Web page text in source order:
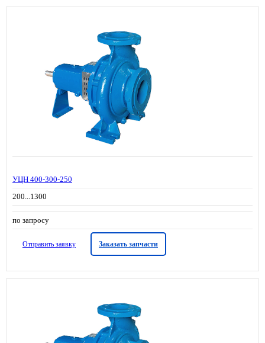
УЦН 400-300-250
200...1300
по запросу
Отправить заявку Заказать запчасти